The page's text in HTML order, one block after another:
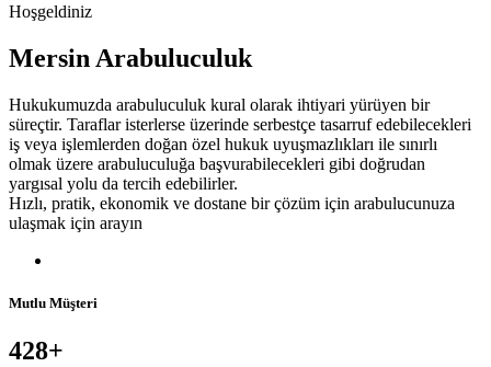
Hoşgeldiniz
Mersin Arabuluculuk
Hukukumuzda arabuluculuk kural olarak ihtiyari yürüyen bir
süreçtir. Taraflar isterlerse üzerinde serbestçe tasarruf edebilecekleri
iş veya işlemlerden doğan özel hukuk uyuşmazlıkları ile sınırlı
olmak üzere arabuluculuğa başvurabilecekleri gibi doğrudan
yargısal yolu da tercih edebilirler.
Hızlı, pratik, ekonomik ve dostane bir çözüm için arabulucunuza
ulaşmak için arayın
Mutlu Müşteri
428+